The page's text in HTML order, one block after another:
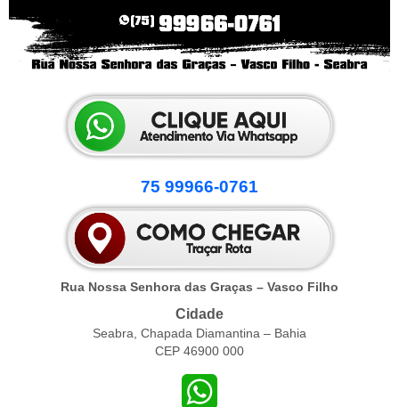
75 99966-0761
Rua Nossa Senhora das Graças – Vasco Filho
Cidade
Seabra, Chapada Diamantina – Bahia
CEP 46900 000